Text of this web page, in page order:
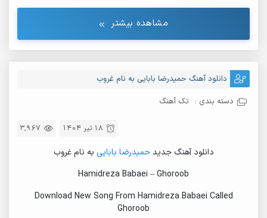
36. Hayda Kora
37. Varan
Hamidreza Babaei - Hadis
Hamidreza Babaei - Omre Bi Hasel
Hamidreza Babaei - Marg Del
Hamidreza Babaei - Sepideh
44. Hamidreza Babaei Ft. Hooshmand Babaei - To
مشاهده بیشتر
دانلود آهنگ حمیدرضا بابایی به نام غروب
دسته بندی : تک آهنگ
3,967 18 تیر 1404
دانلود آهنگ جدیدحمیدرضا بابایی به نام غروب
Hamidreza Babaei – Ghoroob
Download New Song From Hamidreza Babaei Called
Ghoroob